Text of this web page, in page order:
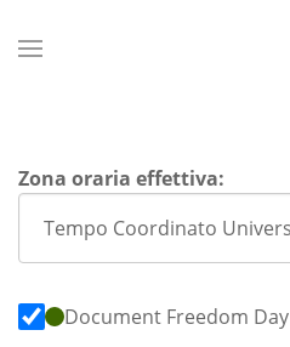
Zona oraria effettiva:
Document Freedom Day